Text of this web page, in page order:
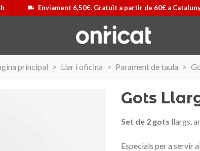
Enviament 6,50€. Gratuït a partir de 60€ a
principal > Llar i oficina > Parament de taula >
Gots
Set de 2 gots llargs,
Especials per a servir